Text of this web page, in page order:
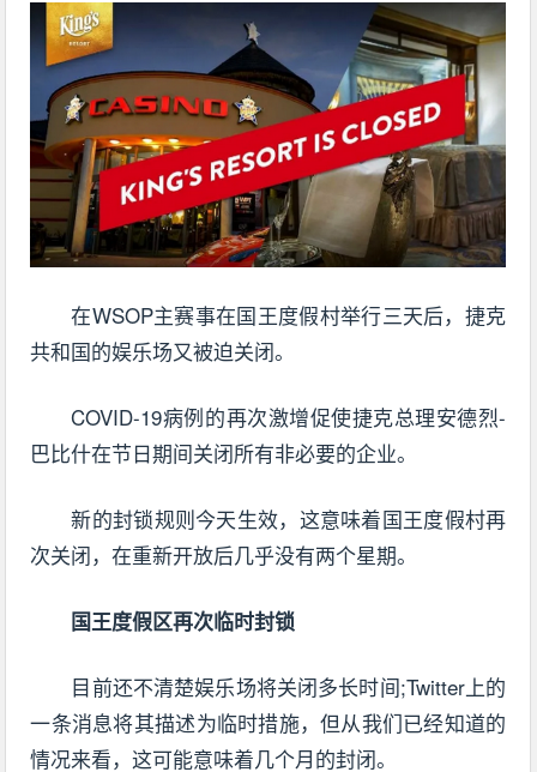
在WSOP主赛事在国王度假村举行三天后，捷克
共和国的娱乐场又被迫关闭。
COVID-19病例的再次激增促使捷克总理安德烈-
巴比什在节日期间关闭所有非必要的企业。
新的封锁规则今天生效，这意味着国王度假村再
次关闭，在重新开放后几乎没有两个星期。
国王度假区再次临时封锁
目前还不清楚娱乐场将关闭多长时间;Twitter上的
一条消息将其描述为临时措施，但从我们已经知道的
情况来看，这可能意味着几个月的封闭。